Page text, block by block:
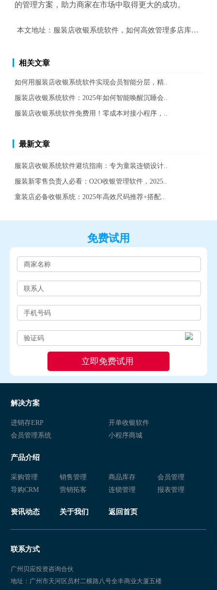
的管理方案，助力商家在市场中取得更大的成功。
本文地址： 服装店收银系统软件，如何高效管理多店库存与成
相关文章
如何用服装店收银系统软件实现会员智能分层，精..
服装店收银系统软件：2025年如何智能唤醒沉睡会..
服装店收银系统软件免费用！零成本对接小程序，..
最新文章
服装店收银系统软件避坑指南：专为童装连锁设计..
服装新零售负责人必看：O2O收银管理软件，2025..
童装店必备收银系统：2025年高效尺码推荐+搭配..
免费试用
解决方案
进销存ERP
开单收银软件
会员管理系统
小程序商城
产品介绍
采购管理 销售管理 商品库存
会员管理
导购CRM
营销拓客 连锁管理 报表管理
资讯动态 关于我们 返回首页
联系方式
广州贝应投资咨询合伙
地址：广州市天河区员村二横路八号全丰商业大厦五楼